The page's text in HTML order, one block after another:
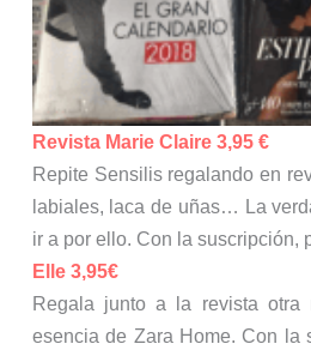
Revista Marie Claire 3,95 €
Repite Sensilis regalando en
labiales, laca de uñas… La
ir a por ello. Con la suscripción,
Elle 3,95€
Regala junto a la revista otra
esencia de Zara Home. Con la